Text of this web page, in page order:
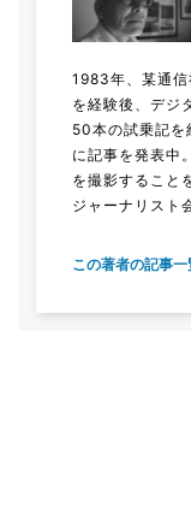
1983年、某通信
を経験後、デジ
50本の試乗記を
に記事を発表中
を撮影すること
ジャーナリスト
この著者の記事